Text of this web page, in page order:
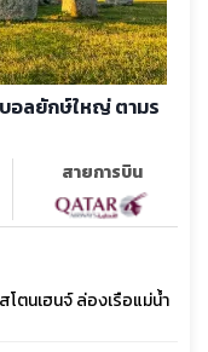
อลยักษ์ใหญ่ ตามร
สายการบิน
ตนเฮนจ์ ล่องเรือแม่น้ำ